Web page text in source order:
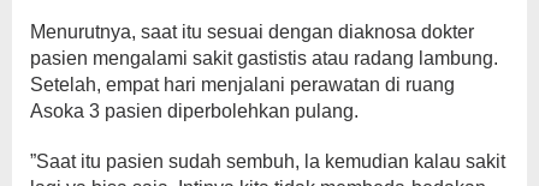
Menurutnya, saat itu sesuai dengan diaknosa dokter
pasien mengalami sakit gastistis atau radang lambung.
Setelah, empat hari menjalani perawatan di ruang
Asoka 3 pasien diperbolehkan pulang.
”Saat itu pasien sudah sembuh, la kemudian kalau sakit